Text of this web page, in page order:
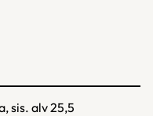
sis. alv 25,5